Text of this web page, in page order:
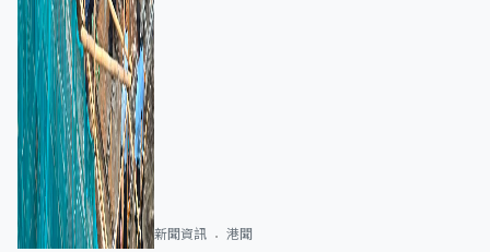
新聞資訊 港聞